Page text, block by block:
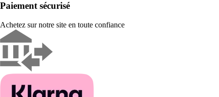
Paiement sécurisé
Achetez sur notre site en toute confiance